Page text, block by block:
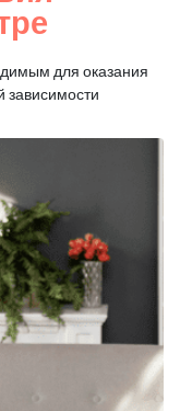
для оказания
зависимости